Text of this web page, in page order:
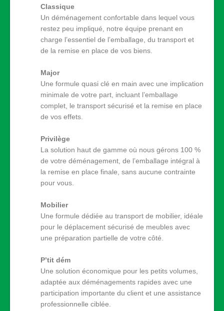
Classique
Un déménagement confortable dans lequel vous
restez peu impliqué, notre équipe prenant en
charge l’essentiel de l’emballage, du transport et
de la remise en place de vos biens.
Major
Une formule quasi clé en main avec une implication
minimale de votre part, incluant l’emballage
complet, le transport sécurisé et la remise en place
de vos effets.
Privilège
La solution haut de gamme où nous gérons 100 %
de votre déménagement, de l’emballage intégral à
la remise en place finale, sans aucune contrainte
pour vous.
Mobilier
Une formule dédiée au transport de mobilier, idéale
pour le déplacement sécurisé de meubles avec
une préparation partielle de votre côté.
P’tit dém
Une solution économique pour les petits volumes,
adaptée aux déménagements rapides avec une
participation importante du client et une assistance
professionnelle ciblée.